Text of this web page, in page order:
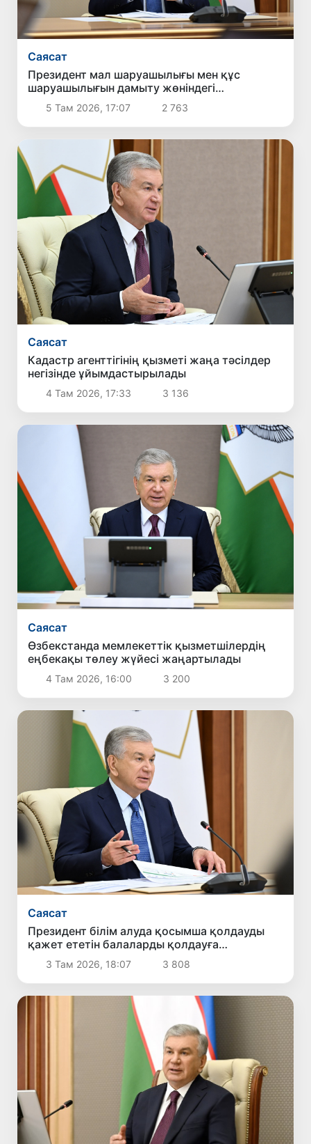
Саясат
Президент мал шаруашылығы мен құс
шаруашылығын дамыту жөніндегі
шаралармен танысты
5 Там 2026, 17:07 2 763
Саясат
Кадастр агенттігінің қызметі жаңа тәсілдер
негізінде ұйымдастырылады
4 Там 2026, 17:33 3 136
Саясат
Өзбекстанда мемлекеттік қызметшілердің
еңбекақы төлеу жүйесі жаңартылады
4 Там 2026, 16:00 3 200
Саясат
Президент білім алуда қосымша қолдауды
қажет ететін балаларды қолдауға
бағытталған ұсыныстармен танысты
3 Там 2026, 18:07 3 808